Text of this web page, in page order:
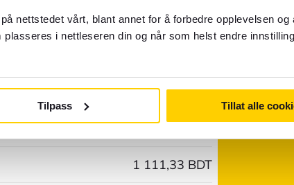
nettstedet vårt, blant annet for å forbedre opplevelsen og
i nettleseren din og når som helst endre
Tilpass Tillat alle
11,11 BDT
111,13 BDT
555,67 BDT
1 111,33 BDT
Les om